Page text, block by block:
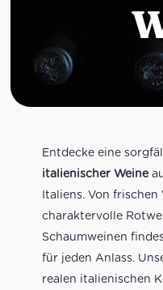
Entdecke eine
italienischer Weine
Italiens. Von
charaktervolle
Schaumweinen
für jeden Anlass.
realen italienischen